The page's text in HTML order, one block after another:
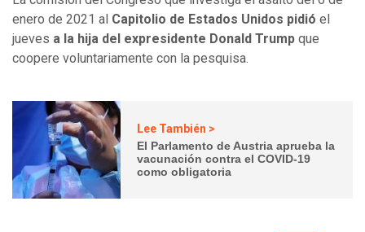
enero de 2021 al Capitolio de Estados Unidos pidió el
jueves a la hija del expresidente Donald Trump que
coopere voluntariamente con la pesquisa.
Lee También >
El Parlamento de Austria aprueba la
vacunación contra el COVID-19
como obligatoria